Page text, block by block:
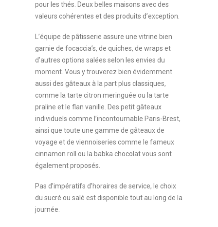
pour les thés. Deux belles maisons avec des
valeurs cohérentes et des produits d’exception.
L’équipe de pâtisserie assure une vitrine bien
garnie de focaccia’s, de quiches, de wraps et
d’autres options salées selon les envies du
moment. Vous y trouverez bien évidemment
aussi des gâteaux à la part plus classiques,
comme la tarte citron meringuée ou la tarte
praline et le flan vanille. Des petit gâteaux
individuels comme l’incontournable Paris-Brest,
ainsi que toute une gamme de gâteaux de
voyage et de viennoiseries comme le fameux
cinnamon roll ou la babka chocolat vous sont
également proposés.
Pas d’impératifs d’horaires de service, le choix
du sucré ou salé est disponible tout au long de la
journée.